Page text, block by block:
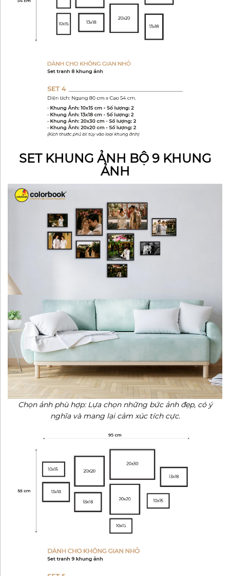
SET KHUNG ẢNH BỘ 9 KHUNG
ẢNH
Chọn ảnh phù hợp: Lựa chọn những bức ảnh đẹp, có ý
nghĩa và mang lại cảm xúc tích cực.